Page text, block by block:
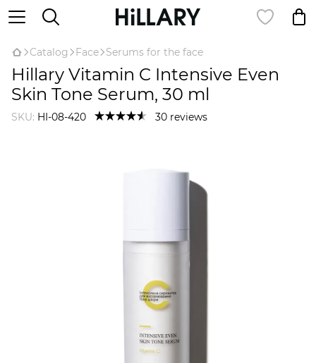
Catalog Face Serums for the face
Hillary Vitamin C Intensive Even
Skin Tone Serum, 30 ml
SKU: HI-08-420 30 reviews